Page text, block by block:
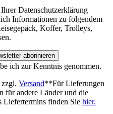
Datenschutzerklärung
Informationen zu folgendem
Koffer, Trolleys,
abonnieren
ich zur Kenntnis genommen.
Versand**Für Lieferungen
für andere Länder und die
Liefertermins finden Sie hier.